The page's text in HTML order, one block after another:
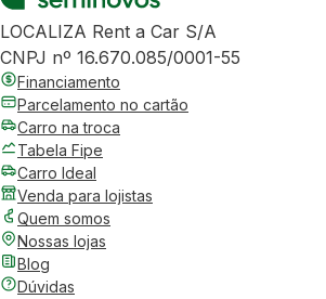
LOCALIZA Rent a Car S/A
CNPJ nº 16.670.085/0001-55
Financiamento
Parcelamento no cartão
Carro na troca
Tabela Fipe
Carro Ideal
Venda para lojistas
Quem somos
Nossas lojas
Blog
Dúvidas